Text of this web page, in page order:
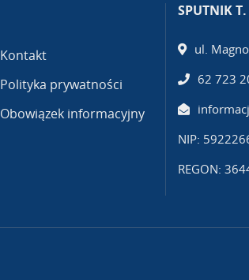
Kontakt
Polityka prywatności
Obowiązek informacyjny
SPUTNIK
ul.
62 723
NIP:
REGON: